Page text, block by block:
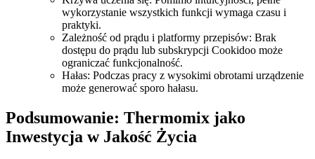
wykorzystanie wszystkich funkcji wymaga czasu i
praktyki.
Zależność od prądu i platformy przepisów: Brak
dostępu do prądu lub subskrypcji Cookidoo może
ograniczać funkcjonalność.
Hałas: Podczas pracy z wysokimi obrotami urządzenie
może generować sporo hałasu.
Podsumowanie: Thermomix jako
Inwestycja w Jakość Życia